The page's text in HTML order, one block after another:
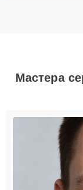
Мастера